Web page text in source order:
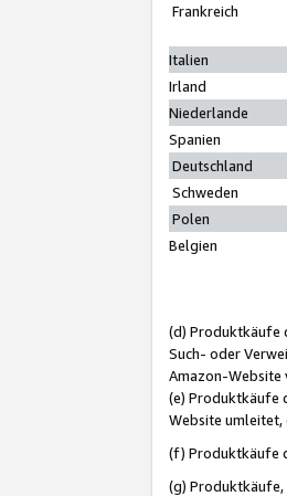
Frankreich
Italien
Irland
Niederlande
Spanien
Deutschland
Schweden
Polen
Belgien
(d) Produktkäufe
Such- oder
Amazon-Website
(e) Produktkäufe
Website umleitet,
(f) Produktkäufe
(g)